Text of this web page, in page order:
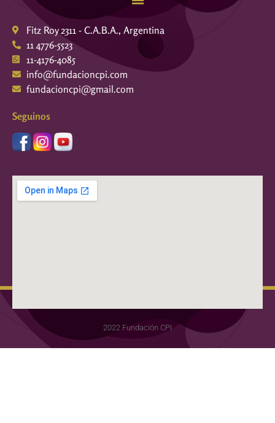
Fitz Roy 2311 - C.A.B.A., Argentina
11 4776-5523
11-4176-4085
info@fundacioncpi.com
fundacioncpi@gmail.com
Seguinos
2022 Fundación CPI